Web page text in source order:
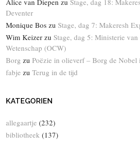
Deventer
Monique Bos zu Stage, dag 7: Makeresh
Wim Keizer zu Stage, dag 5: Ministerie
Wetenschap (OCW)
Borg zu Poëzie in olieverf – Borg de Nobel
fabje zu Terug in de tijd
KATEGORIEN
allegaartje (232)
bibliotheek (137)